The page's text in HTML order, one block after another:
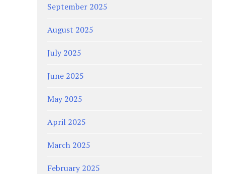
September 2025
August 2025
July 2025
June 2025
May 2025
April 2025
March 2025
February 2025